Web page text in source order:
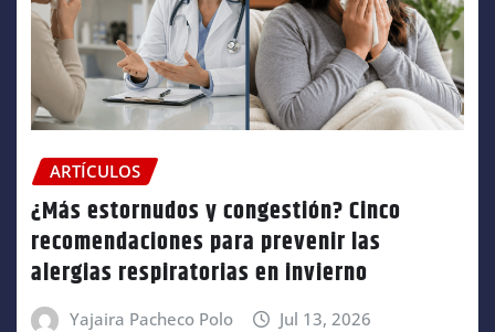
ARTÍCULOS
¿Más estornudos y congestión? Cinco
recomendaciones para prevenir las
alergias respiratorias en invierno
Yajaira Pacheco Polo Jul 13, 2026